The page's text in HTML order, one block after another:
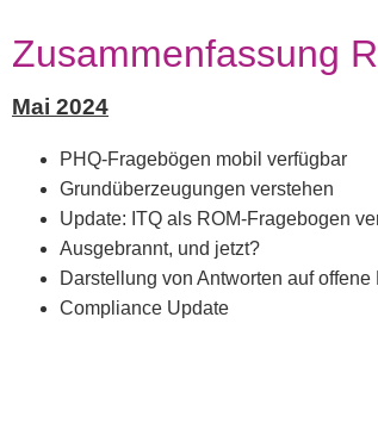
Zusammenfassung
Mai 2024
PHQ-Fragebögen mobil verfügbar
Grundüberzeugungen verstehen
Update: ITQ als ROM-Fragebogen
Ausgebrannt, und jetzt?
Darstellung von Antworten auf
Compliance Update